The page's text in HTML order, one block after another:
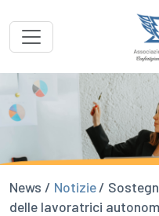
News / Notizie/
delle lavoratrici